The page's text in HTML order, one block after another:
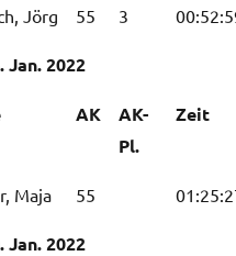
Jörg 55 3
2022
AK
AK-
Pl.
Zeit
Maja 55
2022